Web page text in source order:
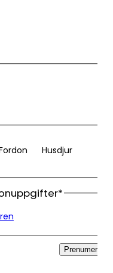
Husdjur
*
Prenumerera